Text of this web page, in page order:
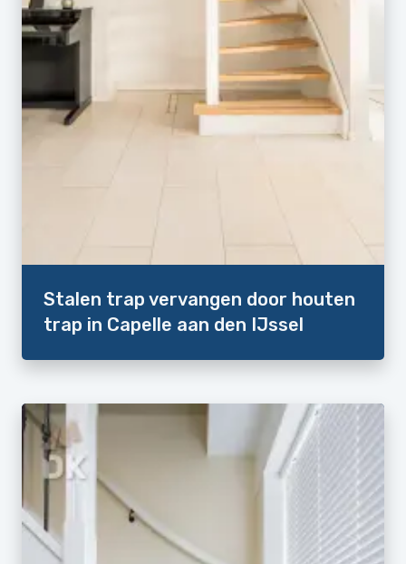
Stalen trap vervangen door houten
trap in Capelle aan den IJssel